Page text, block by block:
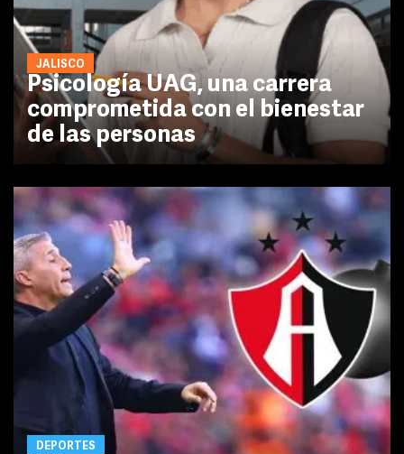
JALISCO
Psicología UAG, una carrera
comprometida con el bienestar
de las personas
DEPORTES